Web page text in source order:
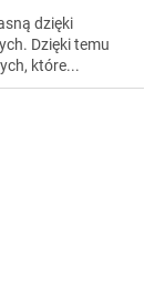
dzięki
Dzięki temu
które...